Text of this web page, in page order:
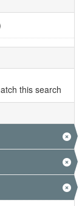
this search